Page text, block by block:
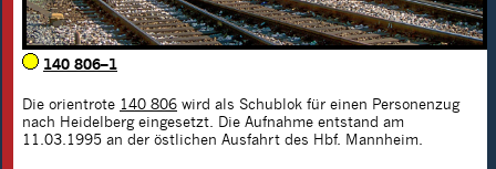
140 806–1
Die orientrote 140 806 wird als Schublok für einen Personenzug
nach Heidelberg eingesetzt. Die Aufnahme entstand am
11.03.1995 an der östlichen Ausfahrt des Hbf. Mannheim.